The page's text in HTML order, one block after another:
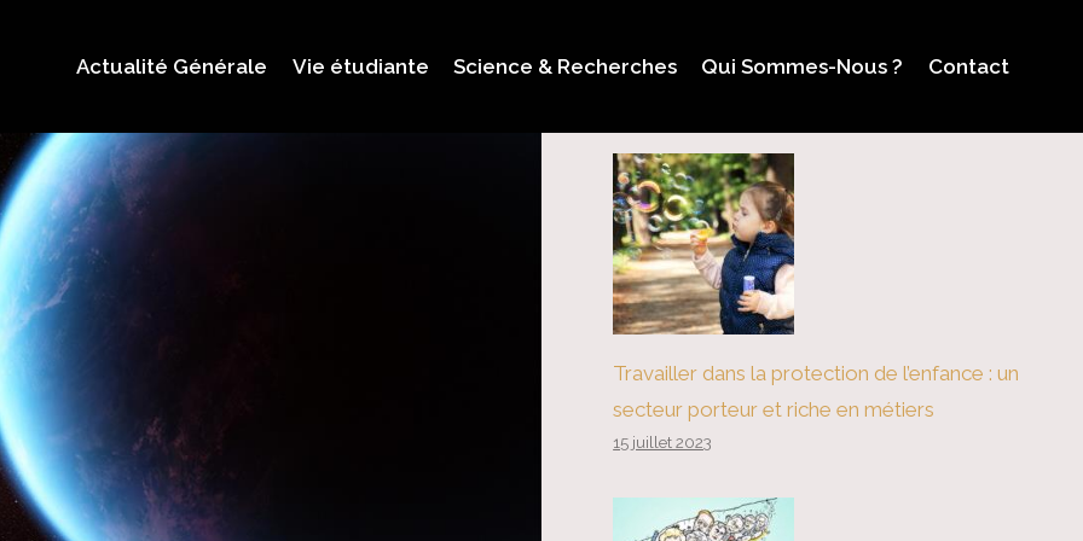
Actualité Générale Vie étudiante Science & Recherches Qui Sommes-Nous ? Contact
Travailler dans la protection de l’enfance : un
secteur porteur et riche en métiers
15 juillet 2023